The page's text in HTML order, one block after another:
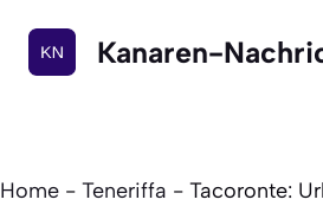
Inhalt
springen
Kanaren-
Home - Teneriffa - Tacoronte: